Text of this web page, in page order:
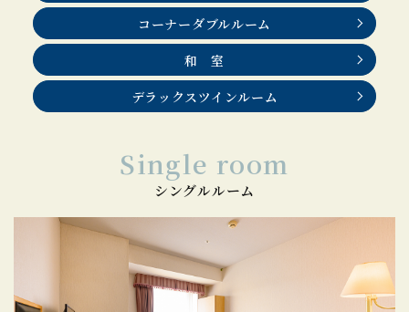
コーナーダブルルーム
和 室
デラックスツインルーム
Single room
シングルルーム